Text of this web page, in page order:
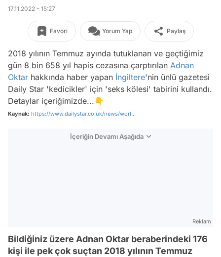
17.11.2022 - 15:27
Favori Yorum Yap Paylaş
2018 yılının Temmuz ayında tutuklanan ve geçtiğimiz
gün 8 bin 658 yıl hapis cezasına çarptırılan Adnan
Oktar hakkında haber yapan İngiltere'nin ünlü gazetesi
Daily Star 'kedicikler' için 'seks kölesi' tabirini kullandı.
Detaylar içeriğimizde...👇
Kaynak: https://www.dailystar.co.uk/news/worl...
İçeriğin Devamı Aşağıda
Reklam
Bildiğiniz üzere Adnan Oktar beraberindeki 176
kişi ile pek çok suçtan 2018 yılının Temmuz